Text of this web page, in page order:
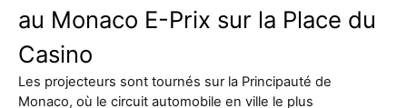
au Monaco E-Prix sur la Place du
Casino
Les projecteurs sont tournés sur la Principauté de
Monaco, où le circuit automobile en ville le plus